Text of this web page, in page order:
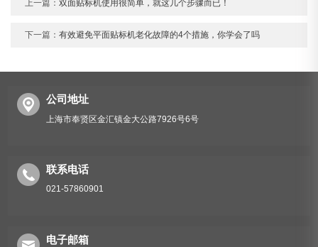
上一篇：双面贴标机使用很简单，就这几个步骤而已！
下一篇：有效避免平面贴标机老化故障的4个措施，你学会了吗
公司地址
上海市奉贤区金汇镇金大公路7926号6号
联系电话
021-57860901
电子邮箱